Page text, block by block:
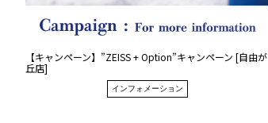
【キャンペーン】”ZEISS + Option”キャンペーン [自由が
丘店]
インフォメーション